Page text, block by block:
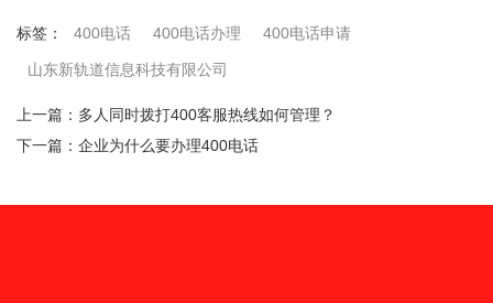
标签： 400电话 400电话办理 400电话申请
山东新轨道信息科技有限公司
上一篇： 多人同时拨打400客服热线如何管理？
下一篇： 企业为什么要办理400电话